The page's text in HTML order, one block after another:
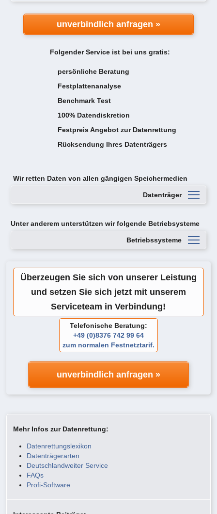
unverbindlich anfragen »
Folgender Service ist bei uns gratis:
persönliche Beratung
Festplattenanalyse
Benchmark Test
100% Datendiskretion
Festpreis Angebot zur Datenrettung
Rücksendung Ihres Datenträgers
Wir retten Daten vonallen gängigen Speichermedien
Datenträger
Unter anderem unterstützen wir folgende Betriebsysteme
Betriebssysteme
Überzeugen Sie sich von unserer Leistung
und setzen Sie sich jetzt mit unserem
Serviceteam in Verbindung!
Telefonische Beratung:
+49 (0)8376 742 99 64
zum normalen Festnetztarif.
unverbindlich anfragen »
Mehr Infos zur Datenrettung:
Datenrettungslexikon
Datenträgerarten
Deutschlandweiter Service
FAQs
Profi-Software